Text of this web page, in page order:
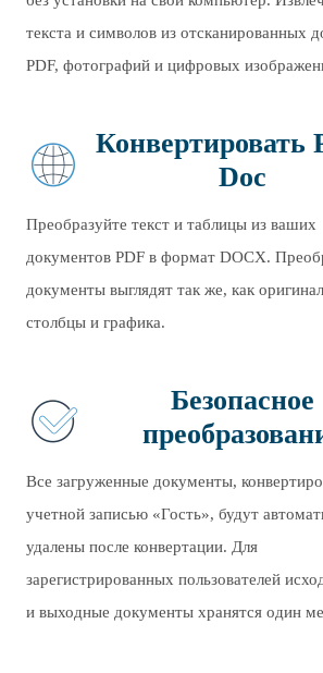
текста и символов из отсканированных
PDF, фотографий и цифровых
Конвертировать
Doc
Преобразуйте текст и таблицы из ваших
документов PDF в формат DOCX.
документы выглядят так же, как
столбцы и графика.
Безопасное
Все загруженные документы,
учетной записью «Гость», будут
удалены после конвертации. Для
зарегистрированных пользователей
и выходные документы хранятся один